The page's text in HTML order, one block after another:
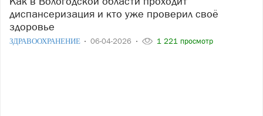
диспансеризация и кто уже проверил своё
здоровье
ЗДРАВООХРАНЕНИЕ 06-04-2026 1 221 просмотр